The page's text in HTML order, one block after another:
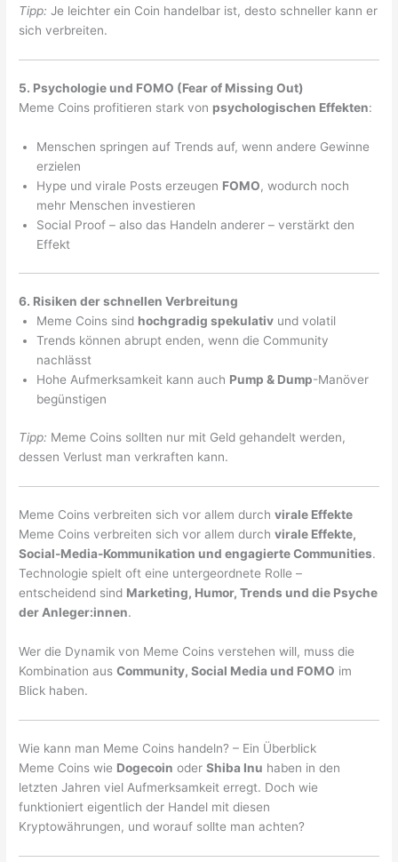
Tipp: Je leichter ein Coin handelbar ist, desto schneller kann er
sich verbreiten.
5. Psychologie und FOMO (Fear of Missing Out)
Meme Coins profitieren stark von psychologischen Effekten:
Menschen springen auf Trends auf, wenn andere Gewinne
erzielen
Hype und virale Posts erzeugen FOMO, wodurch noch
mehr Menschen investieren
Social Proof – also das Handeln anderer – verstärkt den
Effekt
6. Risiken der schnellen Verbreitung
Meme Coins sind hochgradig spekulativ und volatil
Trends können abrupt enden, wenn die Community
nachlässt
Hohe Aufmerksamkeit kann auch Pump & Dump-Manöver
begünstigen
Tipp: Meme Coins sollten nur mit Geld gehandelt werden,
dessen Verlust man verkraften kann.
Meme Coins verbreiten sich vor allem durchvirale Effekte
Meme Coins verbreiten sich vor allem durchvirale Effekte,
Social-Media-Kommunikation und engagierte Communities.
Technologie spielt oft eine untergeordnete Rolle –
entscheidend sind Marketing, Humor, Trends und die Psyche
der Anleger:innen.
Wer die Dynamik von Meme Coins verstehen will, muss die
Kombination ausCommunity, Social Media und FOMO im
Blick haben.
Wie kann man Meme Coins handeln? – Ein Überblick
Meme Coins wie Dogecoin oderShiba Inu haben in den
letzten Jahren viel Aufmerksamkeit erregt. Doch wie
funktioniert eigentlich der Handel mit diesen
Kryptowährungen, und worauf sollte man achten?